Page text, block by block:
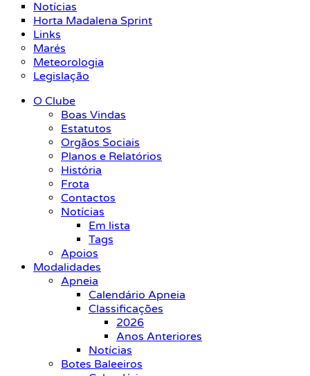
Notícias
Horta Madalena Sprint
Links
Marés
Meteorologia
Legislação
O Clube
Boas Vindas
Estatutos
Orgãos Sociais
Planos e Relatórios
História
Frota
Contactos
Notícias
Em lista
Tags
Apoios
Modalidades
Apneia
Calendário Apneia
Classificações
2026
Anos Anteriores
Notícias
Botes Baleeiros